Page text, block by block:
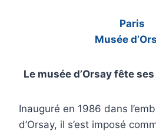
Paris
Musée
Le musée d’Orsay fête
Inauguré en 1986 dans
d’Orsay, il s’est imposé